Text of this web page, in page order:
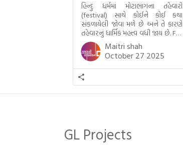
હિન્દુ ધર્મમાં મોટાભાગના તહેવારો
(festival) સાથે કોઈને કોઈ કથા
સંકળાયેલી જોવા મળે છે અને તે કારણે
તહેવારનું ધાર્મિક મહત્ત્વ વધી જાય છે. For
example, હાલમાં જ પ્રકાશનો તહેવાર
દિવાળી(diwali)ની ઉજવણી થઈ. પરંતુ
અષાઢ મહિનામાં આવતી દેવપોઢી
અગિયારસથી લઈને કારતિક સુદ
અગિયારસના રોજ આવતી દેવ ઊઠી
અગિયારસ વચ્ચે મોટેભાગે યજ્ઞોપવીત
સંસ્કાર, લગ્ન, દીક્ષાગ્રહણ, યજ્ઞ, ગૃહપ્રવેશ
Maitri shah
October 27 2025
GL Projects